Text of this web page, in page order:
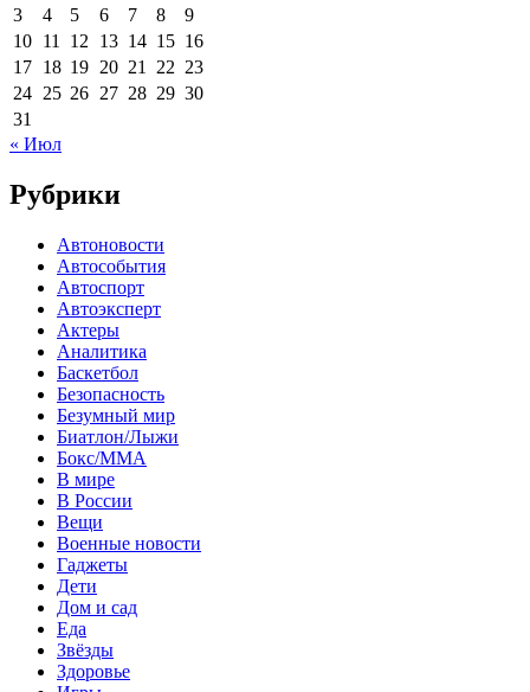
3
4 5 6 7 8
9
10 11 12 13 14 15 16
17 18 19 20 21 22 23
24 25 26 27 28 29 30
31
« Июл
Рубрики
Автоновости
Автособытия
Автоспорт
Автоэксперт
Актеры
Аналитика
Баскетбол
Безопасность
Безумный мир
Биатлон/Лыжи
Бокс/MMA
В мире
В России
Вещи
Военные новости
Гаджеты
Дети
Дом и сад
Еда
Звёзды
Здоровье